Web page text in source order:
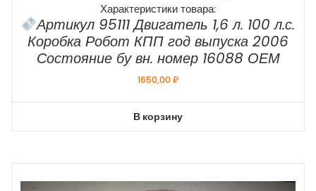
Характеристики товара:
Артикул 95111 Двигатель 1,6 л. 100 л.с.
Коробка Робот КПП год выпуска 2006
Состояние бу вн. номер 16088 ОЕМ
1650,00₽
В корзину